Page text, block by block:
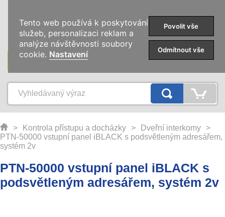
KATEGORIE
> Kontrola přístupu a docházky > Dveřní interkomy
>
PTN-50000 vstupní panel iBLACK s podsvětleným adresářem,
systém 2v
PTN-50000 vstupní panel iBLACK s
podsvětleným adresářem, systém 2v
Tento web používá k poskytování
služeb, personalizaci reklam a
analýze návštěvnosti soubory
cookie. Nastavení
Povolit vše
Odmítnout vše